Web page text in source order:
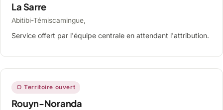
La Sarre
Abitibi-Témiscamingue,
Service offert par l'équipe centrale en attendant l'attribution.
○ Territoire ouvert
Rouyn-Noranda